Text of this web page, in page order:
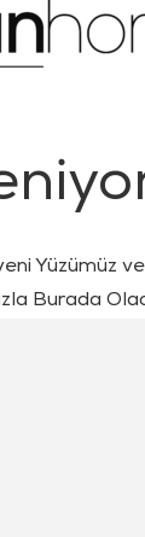
Yüzümüz
Burada